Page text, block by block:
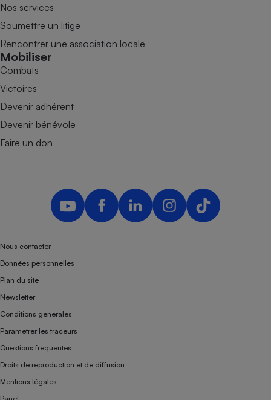
Nos services
Soumettre un litige
Rencontrer une association locale
Mobiliser
Combats
Victoires
Devenir adhérent
Devenir bénévole
Faire un don
Nous contacter
Données personnelles
Plan du site
Newsletter
Conditions générales
Paramétrer les traceurs
Questions fréquentes
Droits de reproduction et de diffusion
Mentions légales